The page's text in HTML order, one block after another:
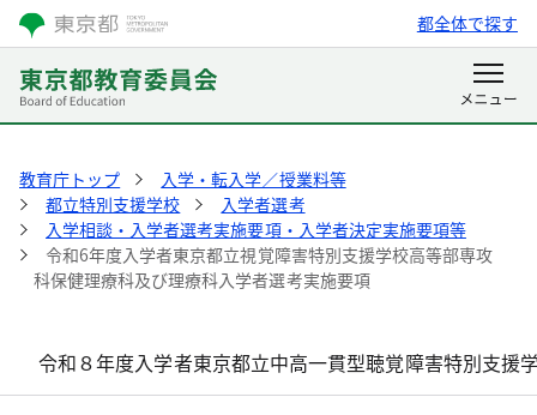
都全体で探す
教育庁トップ
入学・転入学／授業料等
都立特別支援学校
入学者選考
入学相談・入学者選考実施要項・入学者決定実施要項等
令和6年度入学者東京都立視覚障害特別支援学校高等部専攻
科保健理療科及び理療科入学者選考実施要項
令和８年度入学者東京都立中高一貫型聴覚障害特別支援